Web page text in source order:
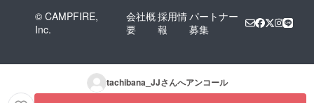
© CAMPFIRE,
Inc.
会社概
要
採用情
報
パートナー
募集
tachibana_JJさんへアンコール